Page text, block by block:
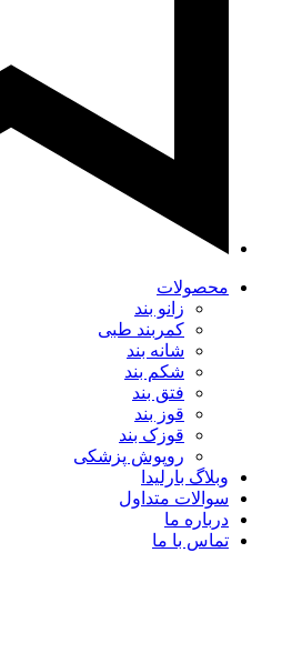
محصولات
زانو بند
کمربند طبی
شانه بند
شکم بند
فتق بند
قوز بند
قوزک بند
روپوش پزشکی
وبلاگ بارلیدا
سوالات متداول
درباره ما
تماس با ما